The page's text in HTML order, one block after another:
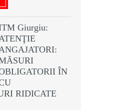
Giurgiu:
ÎN
RIDICATE